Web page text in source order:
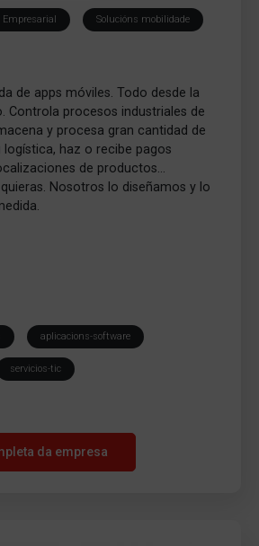
Empresarial Solucións mobilidade
de apps móviles. Todo desde la
Controla procesos industriales de
y procesa gran cantidad de
haz o recibe pagos
de productos…
Nosotros lo diseñamos y lo
aplicacions-software
servicios-tic
da empresa